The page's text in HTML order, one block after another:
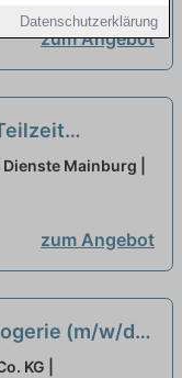
Datenschutzerklärung
zum Angebot
- Wir suchen
Team!
Mainburg |
zum Angebot
(m/w/d)
KG |